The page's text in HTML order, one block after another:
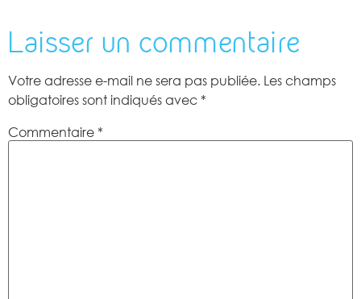
Laisser un commentaire
Votre adresse e-mail ne sera pas publiée. Les champs
obligatoires sont indiqués avec *
Commentaire *